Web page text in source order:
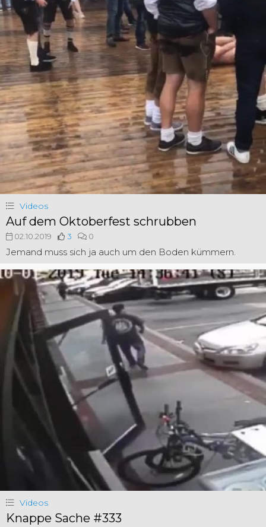
Videos
Auf dem Oktoberfest schrubben
02.10.2019 3 0
Jemand muss sich ja auch um den Boden kümmern.
Videos
Knappe Sache #333